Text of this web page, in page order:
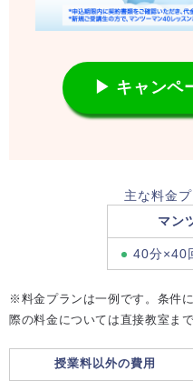
▶ キャンペ
主な料金プ
マン
40分×40
※料金プランは一例です。条件
際の料金については直接教室ま
授業料以外の費用